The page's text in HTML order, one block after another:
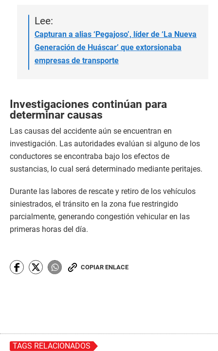
Lee:
Capturan a alias ‘Pegajoso’, líder de ‘La Nueva
Generación de Huáscar’ que extorsionaba
empresas de transporte
Investigaciones continúan para
determinar causas
Las causas del accidente aún se encuentran en
investigación. Las autoridades evalúan si alguno de los
conductores se encontraba bajo los efectos de
sustancias, lo cual será determinado mediante peritajes.
Durante las labores de rescate y retiro de los vehículos
siniestrados, el tránsito en la zona fue restringido
parcialmente, generando congestión vehicular en las
primeras horas del día.
COPIAR ENLACE
TAGS RELACIONADOS